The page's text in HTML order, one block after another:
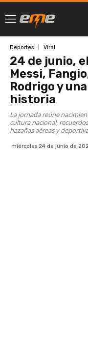
Deportes Viral
24 de junio,
Messi,
Rodrigo y
historia
La jornada reúne
cultura nacional,
hazañas aéreas y
miércoles 24 de junio de